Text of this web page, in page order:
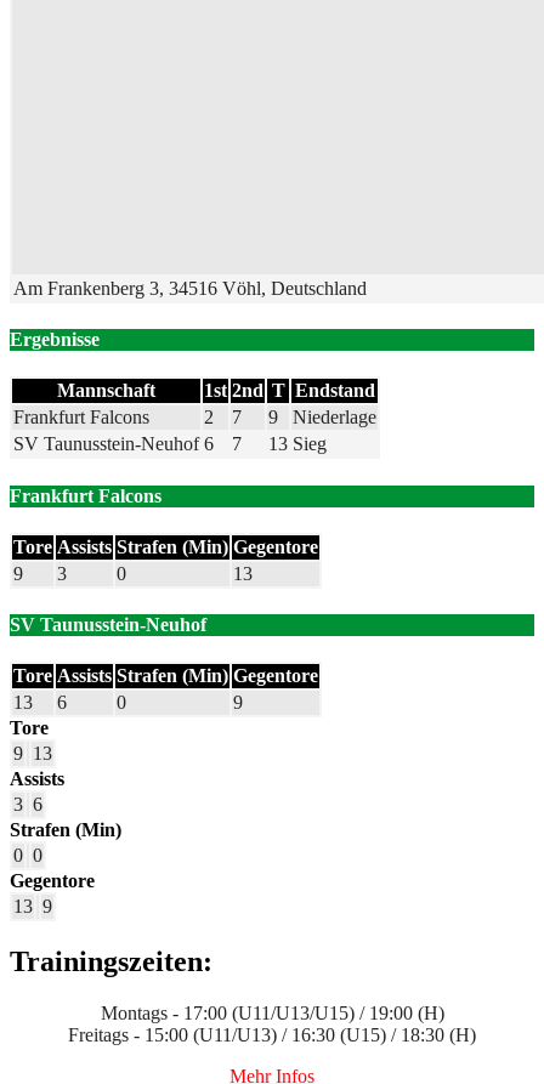
Am Frankenberg 3, 34516 Vöhl, Deutschland
Ergebnisse
Mannschaft 1st 2nd T Endstand
Frankfurt Falcons
2 7 9
Niederlage
SV Taunusstein-Neuhof 6 7 13 Sieg
Frankfurt Falcons
Tore Assists Strafen (Min) Gegentore
9
3 0 13
SV Taunusstein-Neuhof
Tore Assists Strafen (Min) Gegentore
13
6 0
9
Tore
9 13
Assists
3 6
Strafen (Min)
0 0
Gegentore
13 9
Trainingszeiten:
Montags - 17:00 (U11/U13/U15) / 19:00 (H)
Freitags - 15:00 (U11/U13) / 16:30 (U15) / 18:30 (H)
Mehr Infos